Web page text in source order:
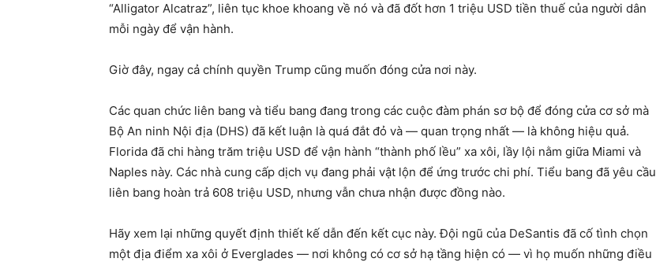
“Alligator Alcatraz”, liên tục khoe khoang về nó và đã đốt hơn 1 triệu USD tiền thuế của người dân
mỗi ngày để vận hành.
Giờ đây, ngay cả chính quyền Trump cũng muốn đóng cửa nơi này.
Các quan chức liên bang và tiểu bang đang trong các cuộc đàm phán sơ bộ để đóng cửa cơ sở mà
Bộ An ninh Nội địa (DHS) đã kết luận là quá đắt đỏ và — quan trọng nhất — là không hiệu quả.
Florida đã chi hàng trăm triệu USD để vận hành “thành phố lều” xa xôi, lầy lội nằm giữa Miami và
Naples này. Các nhà cung cấp dịch vụ đang phải vật lộn để ứng trước chi phí. Tiểu bang đã yêu cầu
liên bang hoàn trả 608 triệu USD, nhưng vẫn chưa nhận được đồng nào.
Hãy xem lại những quyết định thiết kế dẫn đến kết cục này. Đội ngũ của DeSantis đã cố tình chọn
một địa điểm xa xôi ở Everglades — nơi không có cơ sở hạ tầng hiện có — vì họ muốn những điều